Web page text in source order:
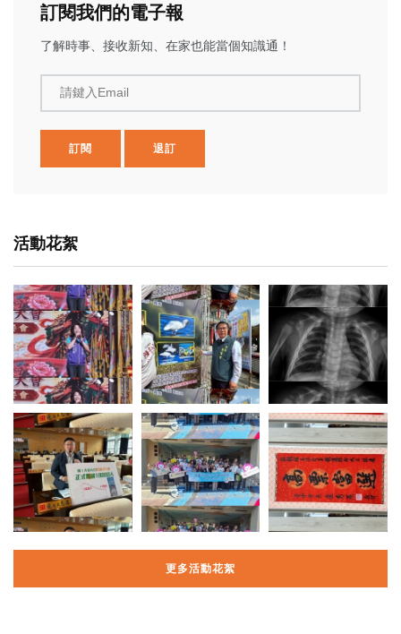
訂閱我們的電子報
了解時事、接收新知、在家也能當個知識通！
請鍵入Email
訂閱 退訂
活動花絮
更多活動花絮